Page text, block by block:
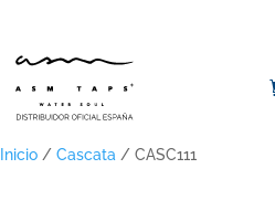
Inicio / Cascata / CASC111